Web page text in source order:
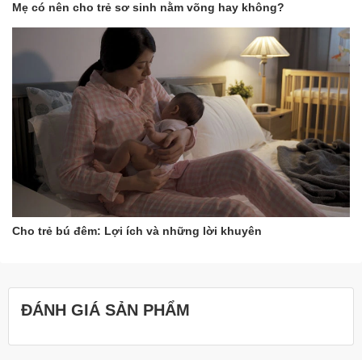
Mẹ có nên cho trẻ sơ sinh nằm võng hay không?
Cho trẻ bú đêm: Lợi ích và những lời khuyên
ĐÁNH GIÁ SẢN PHẨM